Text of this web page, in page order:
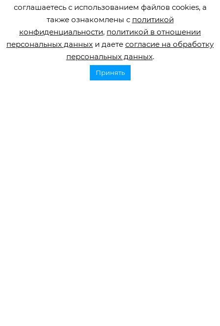
соглашаетесь с использованием файлов cookies, а
также ознакомлены с политикой
конфиденциальности, политикой в отношении
персональных данных и даете согласие на обработку
персональных данных.
Принять